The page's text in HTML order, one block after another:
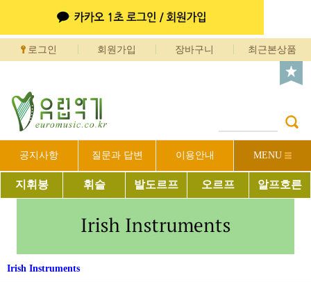
로그인 회원가입 장바구니 최근본상품
공지사항 질문과 답변 이용안내 MENU
지휘봉 휘슬 발도르프 오르프 알프호른
Irish Instruments